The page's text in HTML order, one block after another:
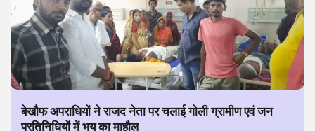
बेखौफ अपराधियों ने राजद नेता पर चलाई गोली ग्रामीण एवं जन
प्रतिनिधियों में भय का माहौल